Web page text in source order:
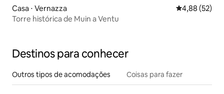
Casa ⋅ Vernazza 4,88 de uma
4,88 (52)
Torre histórica de Muin a Ventu
Destinos para conhecer
Outros tipos de acomodações Coisas para fazer